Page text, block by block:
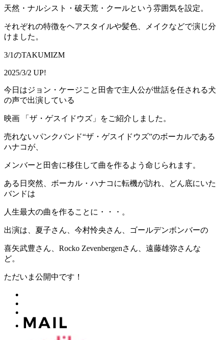
天然・ナルシスト・破天荒・クールという雰囲気を設定。
それぞれの特徴をヘアスタイルや髪色、メイクなどで演じ分
けました。
3/1のTAKUMIZM
2025/3/2 UP!
今日はジョン・ケージこと田舎で主人公が世話を任される犬
の声で出演している
映画 「ザ・ゲスイドウズ」をご紹介しました。
売れないパンクバンド“ザ・ゲスイドウズ”のボーカルである
ハナコが、
メンバーと田舎に移住して曲を作るよう命じられます。
ある日突然、ボーカル・ハナコに転機が訪れ、どん底にいた
バンドは
人生最大の曲を作ることに・・・。
出演は、夏子さん、今村怜央さん、ゴールデンボンバーの
喜矢武豊さん、Rocko Zevenbergenさん、遠藤雄弥さんな
ど。
ただいま公開中です！